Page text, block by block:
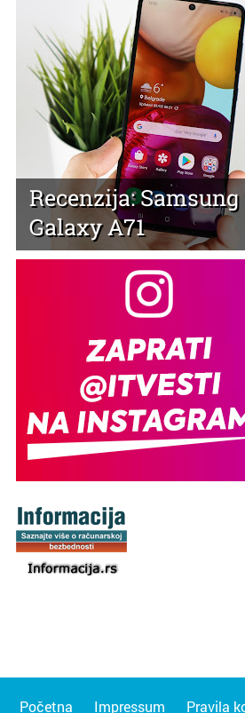
Recenzija: Samsung
Galaxy A71
Početna Impressum Pravila